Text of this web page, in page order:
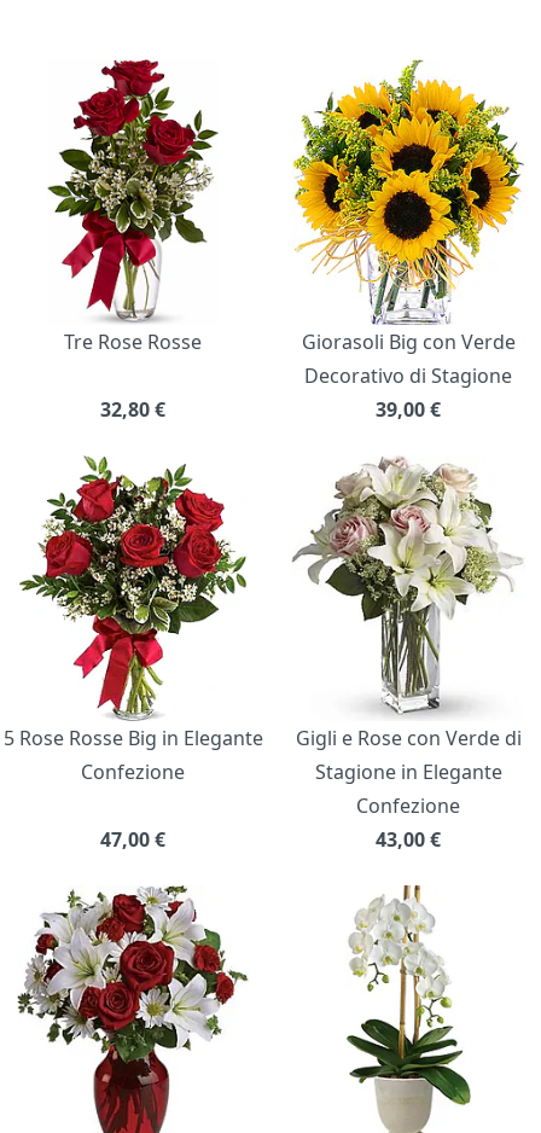
Bouquet di fiori
Tre Rose Rosse
32,80€
Giorasoli Big con Verde
Decorativo di Stagione
39,00€
5 Rose Rosse Big in Elegante
Confezione
47,00€
Gigli e Rose con Verde di
Stagione in Elegante
Confezione
43,00€